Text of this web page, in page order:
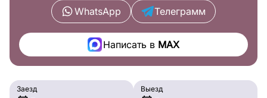
WhatsApp Телеграмм
Написать вMAX
Заезд Выезд